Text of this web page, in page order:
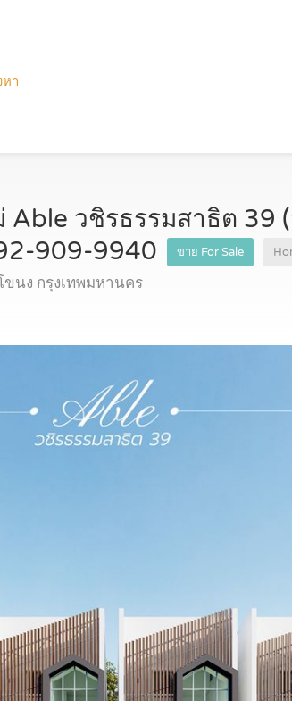
า
Able วชิรธรรมสาธิต
909-9940
ขาย For Sale
นง กรุงเทพมหานคร